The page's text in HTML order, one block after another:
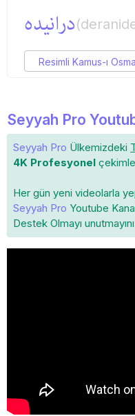
درانیده
Resimli Kamus-ı
Seyyah Pro
Seyyah Pro Ülkemizdeki
4K Profesyonel
Her gün yeni videolarla
Seyyah Pro Youtube
Destek Olmayı